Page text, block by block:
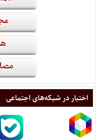
اختبار در شبکه‌های اجتماعی